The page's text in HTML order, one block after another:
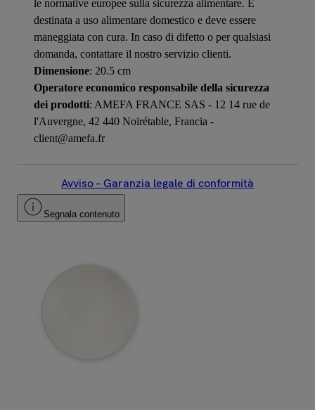
le normative europee sulla sicurezza alimentare. È
destinata a uso alimentare domestico e deve essere
maneggiata con cura. In caso di difetto o per qualsiasi
domanda, contattare il nostro servizio clienti.
Dimensione: 20.5 cm
Operatore economico responsabile della sicurezza
dei prodotti: AMEFA FRANCE SAS - 12 14 rue de
l'Auvergne, 42 440 Noirétable, Francia -
client@amefa.fr
Avviso – Garanzia legale di conformità
Segnala contenuto